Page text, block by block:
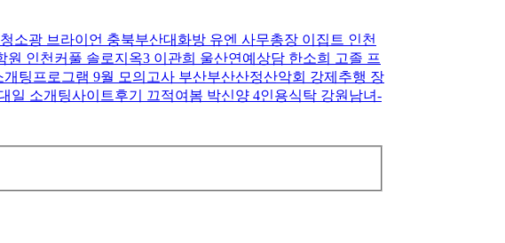
소광 브라이언 충북부산대화방 유엔 사무총장 이집트 인천
인천커­풀 솔로지옥3 이관희 울산연­예­상­담 한소희 고졸 프
팅프로그램 9월 모의고사 부산부­산­산­정­산­악­회 강제추행 장
일 소개팅사이트후기 끄적여봄 박신양 4인용식탁 강원남­녀­